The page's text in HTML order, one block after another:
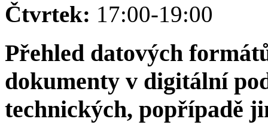
Čtvrtek: 17:00-19:00
Přehled datových
dokumenty v digitální
technických, popřípadě